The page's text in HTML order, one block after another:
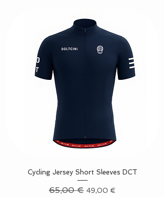
Cycling Jersey Short Sleeves DCT
Precio
65,00 € Precio de oferta
49,00 €